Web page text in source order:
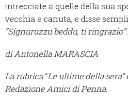
intrecciate a quelle della sua
vecchia e canuta, e disse
“Signuruzzu beddu, ti ringrazio”.
di Antonella MARASCIA
La rubrica“Le ultime della sera”
Redazione Amici di Penna.